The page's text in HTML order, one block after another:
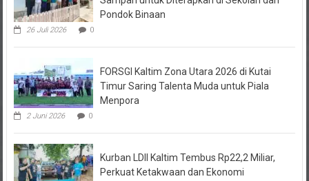
26 Juli 2026 0
Timur Saring Talenta Muda untuk Piala
Menpora
2 Juni 2026 0
Perkuat Ketakwaan dan Ekonomi
Kerakyatan